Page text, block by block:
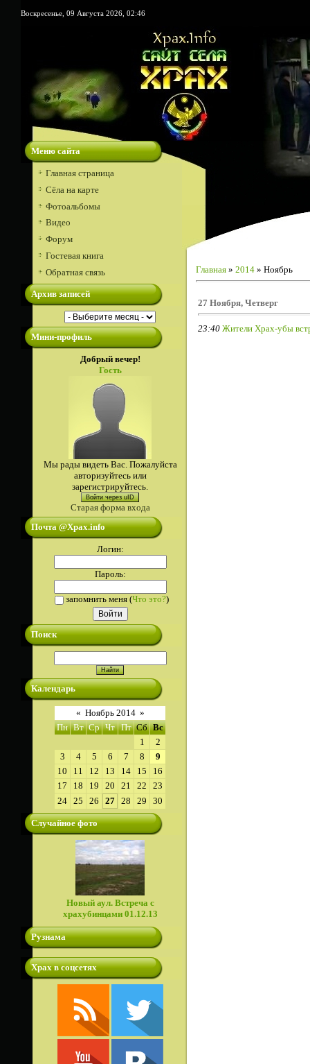
Воскресенье, 09 Августа 2026, 02:46
Меню сайта
Главная страница
Сёла на карте
Фотоальбомы
Видео
Форум
Гостевая книга
Обратная связь
Архив записей
Мини-профиль
Добрый вечер!
Гость
Мы рады видеть Вас. Пожалуйста
авторизуйтесь или
зарегистрируйтесь.
Войти через uID
Старая форма входа
Почта @Xpax.info
Логин:
Пароль:
запомнить меня(Что это?)
Поиск
Календарь
« Ноябрь 2014 »
Пн Вт Ср Чт Пт Сб Вс
1
2
3
4 5 6 7 8
9
10
11 12 13 14 15
16
17
18 19 20 21 22
23
24 25 26 27 28 29 30
Случайное фото
Новый аул. Встреча с
храхубинцами 01.12.13
Рузнама
Храх в соцсетях
Главная » 2014 » Ноябрь
27 Ноября, Четверг
23:40 Жители Храх-убы